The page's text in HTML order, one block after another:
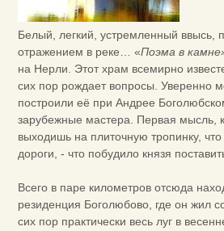
Белый, легкий, устремленный ввысь,
отражением в реке… «Поэма в
на Нерли. Этот храм всемирно
сих пор рождает вопросы. Уверенно
построили её при Андрее
зарубежные мастера. Первая мысль,
выходишь на плиточную тропинку,
дороги, - что побудило князя
Всего в паре километров отсюда
резиденция Боголюбово, где он жил
сих пор практически весь луг в